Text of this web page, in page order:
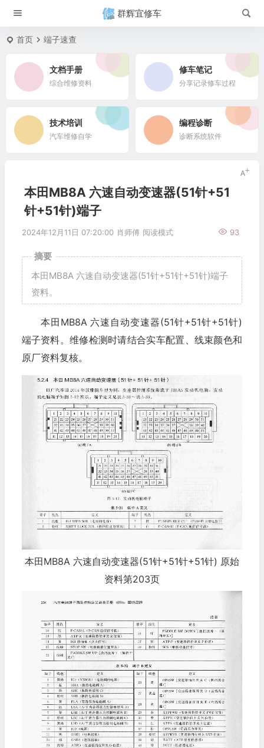
群辉宜修车
首页 端子速查
文档手册
综合维修资料
修车笔记
分享记录修车过程
技术培训
汽车维修自学
编程诊断
诊断系统软件
本田MB8A 六速自动变速器(51针+51
针+51针)端子
2024年12月11日 07:20:00 肖师傅 93
阅读模式
摘要
本田MB8A 六速自动变速器(51针+51针+51针)端子
资料。
本田MB8A 六速自动变速器(51针+51针+51针)
端子资料。维修检测时请结合实车配置、线束颜色和
原厂资料复核。
本田MB8A 六速自动变速器(51针+51针+51针) 原始
资料第203页